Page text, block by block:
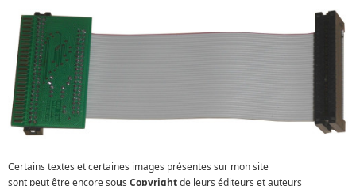
Certains textes et certaines images présentes sur mon site
sont peut être encore sous Copyrightde leurs éditeurs et auteurs